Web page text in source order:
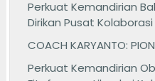
Perkuat Kemandirian
Dirikan Pusat
COACH KARYANTO:
Perkuat Kemandirian